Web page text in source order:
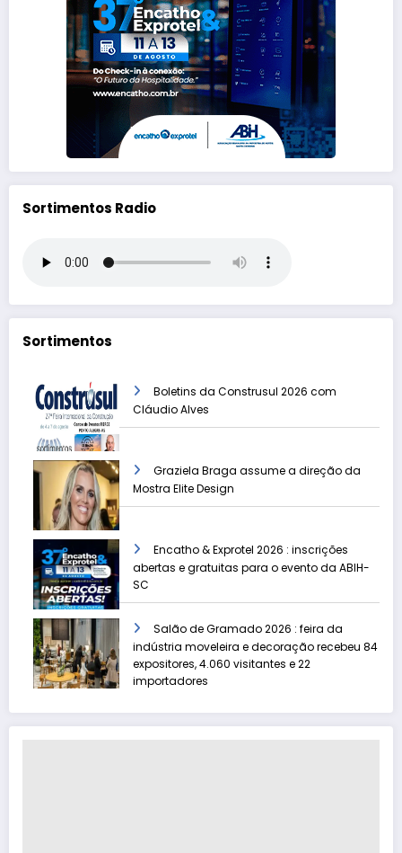
Sortimentos Radio
Sortimentos
Boletins da Construsul 2026 com
Cláudio Alves
Graziela Braga assume a direção da
Mostra Elite Design
Encatho & Exprotel 2026 : inscrições
abertas e gratuitas para o evento da ABIH-
SC
Salão de Gramado 2026 : feira da
indústria moveleira e decoração recebeu 84
expositores, 4.060 visitantes e 22
importadores